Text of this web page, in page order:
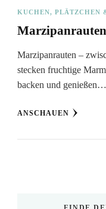
KUCHEN, PLÄTZCHEN
Marzipanrauten
Marzipanrauten –
stecken fruchtige
backen und genießen…
ANSCHAUEN